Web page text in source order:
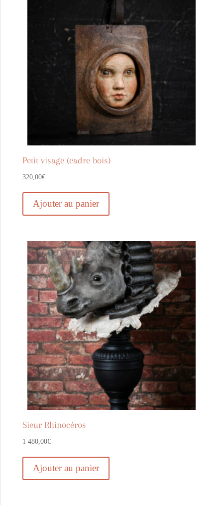
Petit visage (cadre bois)
320,00€
Ajouter au panier
Sieur Rhinocéros
1 480,00€
Ajouter au panier